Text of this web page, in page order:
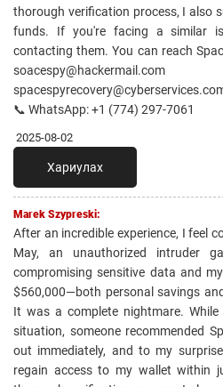
thorough verification process, I also
funds. If you're facing a similar
contacting them. You can reach
📞 WhatsApp: +1 (774) 297-7061
2025-08-02
Хариулах
Marek Szypreski:
After an incredible experience, I feel
May, an unauthorized intruder
compromising sensitive data and
$560,000—both personal savings
It was a complete nightmare.
situation, someone recommended
out immediately, and to my
regain access to my wallet within